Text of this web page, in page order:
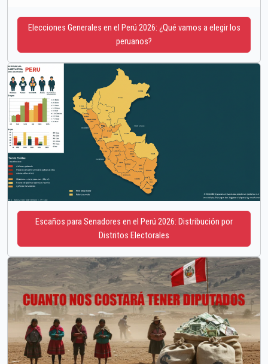
Elecciones Generales en el Perú 2026: ¿Qué vamos a elegir los
peruanos?
Escaños para Senadores en el Perú 2026: Distribución por
Distritos Electorales